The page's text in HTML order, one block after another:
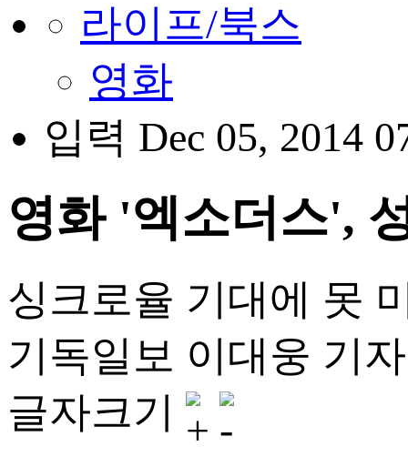
라이프/북스
영화
입력 Dec 05, 2014
영화 '엑소더스',
싱크로율 기대에 못
기독일보 이대웅 기
글자크기